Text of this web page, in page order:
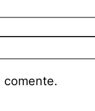
comente.